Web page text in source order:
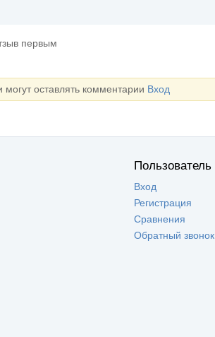
первым
оставлять комментарии Вход
Пользователь
Вход
Регистрация
Сравнения
Обратный звонок